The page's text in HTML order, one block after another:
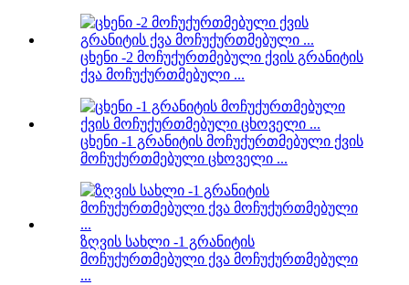
ცხენი -2 მოჩუქურთმებული ქვის გრანიტის
ქვა მოჩუქურთმებული ...
ცხენი -1 გრანიტის მოჩუქურთმებული ქვის
მოჩუქურთმებული ცხოველი ...
ზღვის სახლი -1 გრანიტის
მოჩუქურთმებული ქვა მოჩუქურთმებული
...